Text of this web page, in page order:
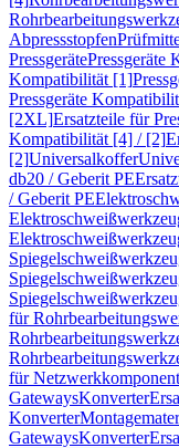
Abpressstopfen
PressgerätePressgeräte
Kompatibilität [1]
Pressgeräte
[2XL]Ersatzteile für
Kompatibilität [4] / [2]
[2]Universalkoffer
db20 / Geberit PE
/ Geberit PE
für
für
GatewaysKonverter
Konverter
GatewaysKonverter